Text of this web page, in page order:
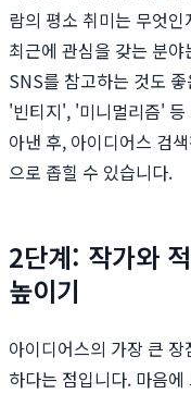
람의 평소 취미는 무엇
최근에 관심을 갖는 분
SNS를 참고하는 것도
'빈티지', '미니멀리즘'
아낸 후, 아이디어스 검
으로 좁힐 수 있습니다.
2단계: 작가와
높이기
아이디어스의 가장 큰
하다는 점입니다. 마음